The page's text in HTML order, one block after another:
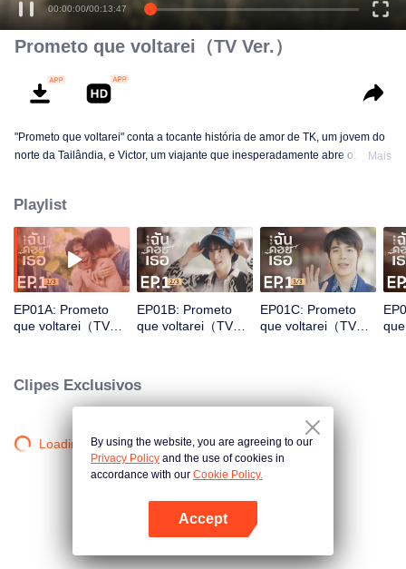
Abra o programa
00:00:00/00:13:47
Prometo que voltarei（TV Ver.）
"Prometo que voltarei" conta a tocante história de amor de TK, um jovem do
norte da Tailândia, e Victor, um viajante que inesperadamente abre o
esperança.
Mais
Playlist
EP01A: Prometo
que voltarei（TV
EP01B: Prometo
que voltarei（TV
EP01C: Prometo
que voltarei（TV
Clipes Exclusivos
Loading…By using the website, you are agreeing to our
Privacy Policy and the use of cookies in
accordance with our Cookie Policy.
Accept